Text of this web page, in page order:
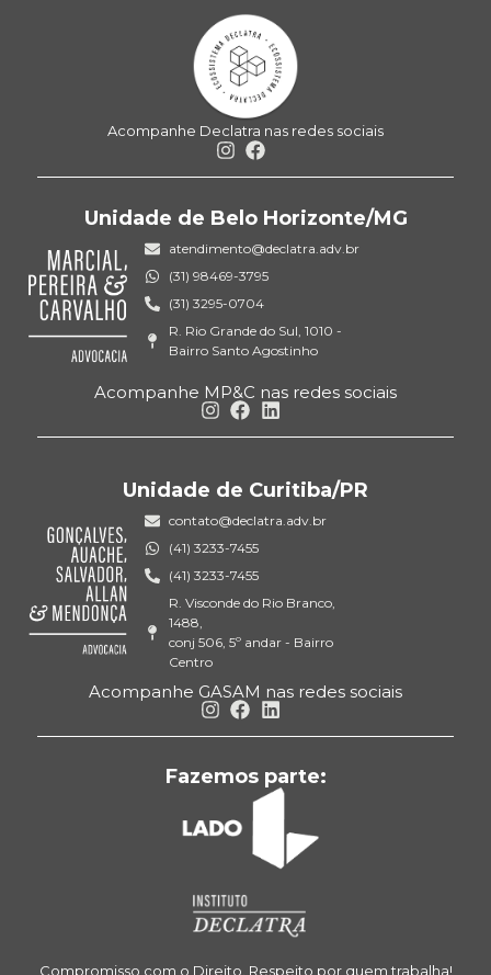
Acompanhe Declatra nas redes sociais
Unidade de Belo Horizonte/MG
atendimento@declatra.adv.br
(31) 98469-3795
(31) 3295-0704
R. Rio Grande do Sul, 1010 -
Bairro Santo Agostinho
Acompanhe MP&C nas redes sociais
Unidade de Curitiba/PR
contato@declatra.adv.br
(41) 3233-7455
(41) 3233-7455
R. Visconde do Rio Branco,
1488,
conj 506, 5º andar - Bairro
Centro
Acompanhe GASAM nas redes sociais
Fazemos parte:
Compromisso com o Direito. Respeito por quem trabalha!